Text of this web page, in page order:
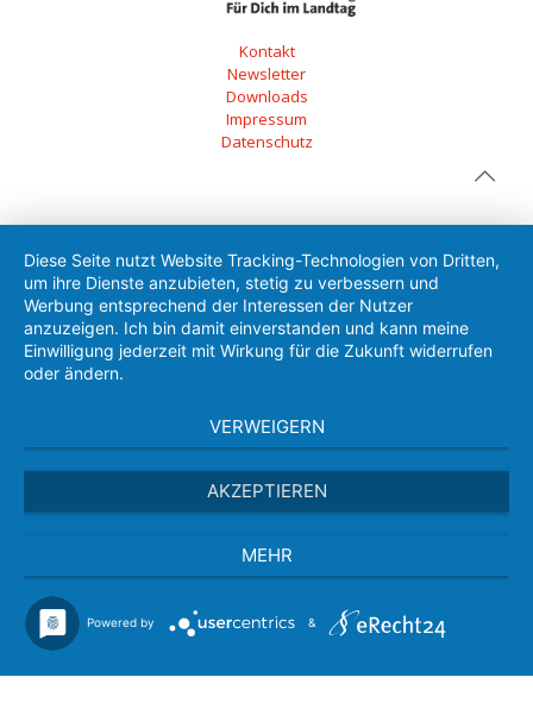
Kontakt
Newsletter
Downloads
Impressum
Datenschutz
Diese Seite nutzt Website Tracking-Technologien von Dritten,
um ihre Dienste anzubieten, stetig zu verbessern und
Werbung entsprechend der Interessen der Nutzer
anzuzeigen. Ich bin damit einverstanden und kann meine
Einwilligung jederzeit mit Wirkung für die Zukunft widerrufen
oder ändern.
VERWEIGERN
AKZEPTIEREN
MEHR
Powered by &